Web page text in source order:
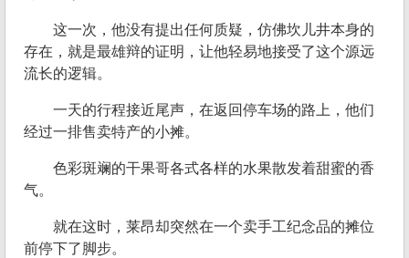
这一次，他没有提出任何质疑，仿佛坎儿井本身的
存在，就是最雄辩的证明，让他轻易地接受了这个源远
流长的逻辑。
一天的行程接近尾声，在返回停车场的路上，他们
经过一排售卖特产的小摊。
色彩斑斓的干果哥各式各样的水果散发着甜蜜的香
气。
就在这时，莱昂却突然在一个卖手工纪念品的摊位
前停下了脚步。